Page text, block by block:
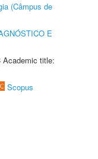
(Câmpus de
E
Academic title:
Scopus